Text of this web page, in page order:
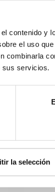
contenido y
el uso
combinarla
sus servicios.
la selección